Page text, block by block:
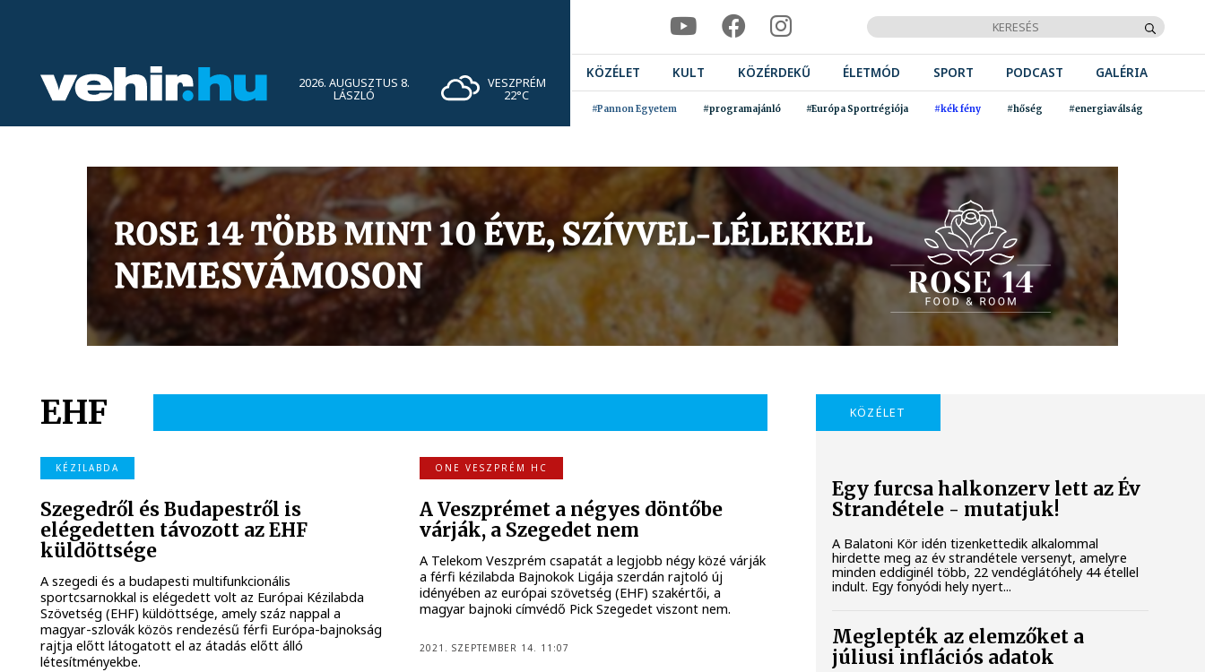
2026. AUGUSZTUS 8.
LÁSZLÓ
VESZPRÉM
22°C
KÖZÉLET KULT KÖZÉRDEKŰ ÉLETMÓD SPORT PODCAST GALÉRIA
#Pannon Egyetem #programajánló #Európa Sportrégiója #kék fény #hőség #energiaválság
EHF
KÉZILABDA
Szegedről és Budapestről is
elégedetten távozott az EHF
küldöttsége
A szegedi és a budapesti multifunkcionális
sportcsarnokkal is elégedett volt az Európai Kézilabda
Szövetség (EHF) küldöttsége, amely száz nappal a
magyar-szlovák közös rendezésű férfi Európa-bajnokság
rajtja előtt látogatott el az átadás előtt álló
létesítményekbe.
ONE VESZPRÉM HC
A Veszprémet a négyes döntőbe
várják, a Szegedet nem
A Telekom Veszprém csapatát a legjobb négy közé várják
a férfi kézilabda Bajnokok Ligája szerdán rajtoló új
idényében az európai szövetség (EHF) szakértői, a
magyar bajnoki címvédő Pick Szegedet viszont nem.
2021. SZEPTEMBER 14. 11:07
KÖZÉLET
Egy furcsa halkonzerv lett az Év
Strandétele - mutatjuk!
A Balatoni Kör idén tizenkettedik alkalommal
hirdette meg az év strandétele versenyt, amelyre
minden eddiginél több, 22 vendéglátóhely 44 étellel
indult. Egy fonyódi hely nyert...
Meglepték az elemzőket a
júliusi inflációs adatok